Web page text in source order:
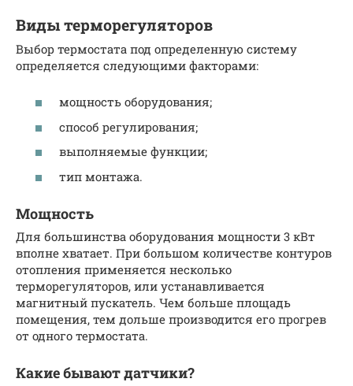
Виды терморегуляторов
Выбор термостата под определенную систему
определяется следующими факторами:
мощность оборудования;
способ регулирования;
выполняемые функции;
тип монтажа.
Мощность
Для большинства оборудования мощности 3 кВт
вполне хватает. При большом количестве контуров
отопления применяется несколько
терморегуляторов, или устанавливается
магнитный пускатель. Чем больше площадь
помещения, тем дольше производится его прогрев
от одного термостата.
Какие бывают датчики?